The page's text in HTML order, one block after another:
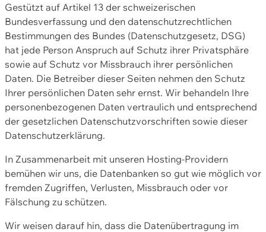
Gestützt auf Artikel 13 der schweizerischen
Bundesverfassung und den datenschutzrechtlichen
Bestimmungen des Bundes (Datenschutzgesetz, DSG)
hat jede Person Anspruch auf Schutz ihrer Privatsphäre
sowie auf Schutz vor Missbrauch ihrer persönlichen
Daten. Die Betreiber dieser Seiten nehmen den Schutz
Ihrer persönlichen Daten sehr ernst. Wir behandeln Ihre
personenbezogenen Daten vertraulich und entsprechend
der gesetzlichen Datenschutzvorschriften sowie dieser
Datenschutzerklärung.
In Zusammenarbeit mit unseren Hosting-Providern
bemühen wir uns, die Datenbanken so gut wie möglich vor
fremden Zugriffen, Verlusten, Missbrauch oder vor
Fälschung zu schützen.
Wir weisen darauf hin, dass die Datenübertragung im